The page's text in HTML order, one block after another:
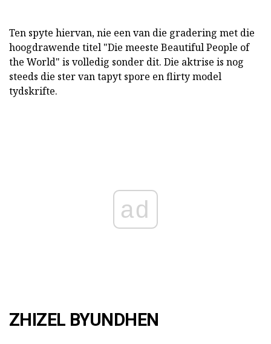
Ten spyte hiervan, nie een van die gradering met die
hoogdrawende titel "Die meeste Beautiful People of
the World" is volledig sonder dit. Die aktrise is nog
steeds die ster van tapyt spore en flirty model
tydskrifte.
ad
ZHIZEL BYUNDHEN